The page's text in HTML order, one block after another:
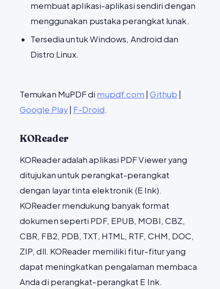
membuat aplikasi-aplikasi sendiri dengan
menggunakan pustaka perangkat lunak.
Tersedia untuk Windows, Android dan
Distro Linux.
Temukan MuPDF di mupdf.com |Github
Google Play| F-Droid.
KOReader
KOReader adalah aplikasi PDF Viewer yang
ditujukan untuk perangkat-perangkat
dengan layar tinta elektronik (E Ink).
KOReader mendukung banyak format
dokumen seperti PDF, EPUB, MOBI, CBZ,
CBR, FB2, PDB, TXT, HTML, RTF, CHM, DOC,
ZIP, dll. KOReader memiliki fitur-fitur yang
dapat meningkatkan pengalaman membaca
Anda di perangkat-perangkat E Ink.